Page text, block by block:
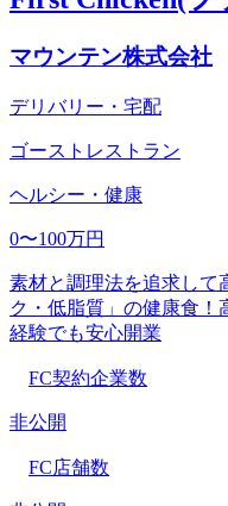
マウンテン株式会社
デリバリー・宅配
ゴーストレストラン
ヘルシー・健康
0〜100万円
素材と調理法を追求して
ク・低脂質」の健康食！
経験でも安心開業
FC契約企業数
非公開
FC店舗数